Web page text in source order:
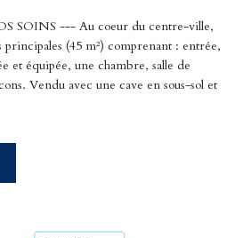
SOINS --- Au coeur du centre-ville,
(45 m²) comprenant : entrée,
et équipée, une chambre, salle de
Vendu avec une cave en sous-sol et